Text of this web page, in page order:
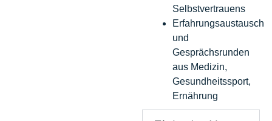
Selbstvertrauens
Erfahrungsaustausch
und
Gesprächsrunden
aus Medizin,
Gesundheitssport,
Ernährung